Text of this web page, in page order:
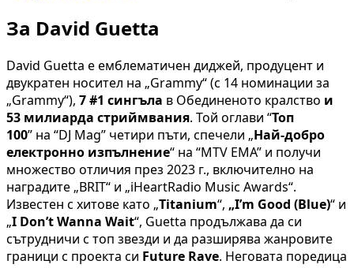
За David Guetta
David Guetta е емблематичен диджей, продуцент и
двукратен носител на „Grammy“ (с 14 номинации за
„Grammy“), 7#1 сингъла в Обединеното кралство и
53 милиарда стриймвания. Той оглави “Топ
100” на “DJ Mag” четири пъти, спечели „Най-добро
електронно изпълнение“ на “MTV EMA” и получи
множество отличия през 2023 г., включително на
наградите „BRIT“ и „iHeartRadio Music Awards“.
Известен с хитове като „Titanium“, „I’m Good (Blue)“ и
„I Don’t Wanna Wait“, Guetta продължава да си
сътрудничи с топ звезди и да разширява жанровите
граници с проекта си Future Rave. Неговата поредица